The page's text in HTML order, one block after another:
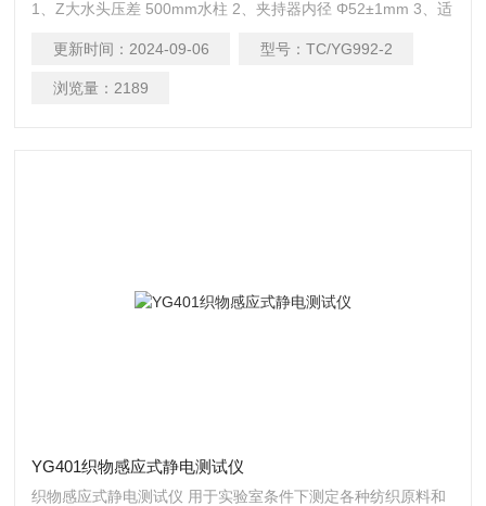
1、Z大水头压差 500mm水柱 2、夹持器内径 Φ52±1mm 3、适
更新时间： 2024-09-06 型号： TC/YG992-2
浏览量： 2189
YG401织物感应式静电测试仪
织物感应式静电测试仪 用于实验室条件下测定各种纺织原料和